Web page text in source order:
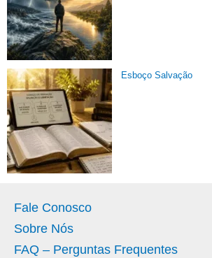
Esboço Salvação
Fale Conosco
Sobre Nós
FAQ – Perguntas Frequentes